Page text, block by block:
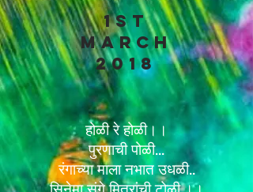
1st
March
2018
होळी रे होळी।।
पुरणाची पोळी...
रंगाच्या माला नभात उधळी..